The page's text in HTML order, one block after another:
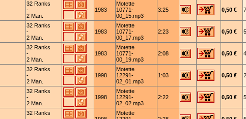
32 Ranks
-
2 Man.
1983
Motette
10771-
00_15.mp3
3:25 0,50 €
32 Ranks
-
2 Man.
1983
Motette
10771-
00_17.mp3
2:23 0,50 €
32 Ranks
-
2 Man.
1983
Motette
10771-
00_19.mp3
2:08 0,50 €
32 Ranks
-
2 Man.
1998
Motette
12291-
02_01.mp3
1:03 0,50 €
32 Ranks
-
2 Man.
1998
Motette
12291-
02_02.mp3
2:22 0,50 €
32 Ranks
Motette